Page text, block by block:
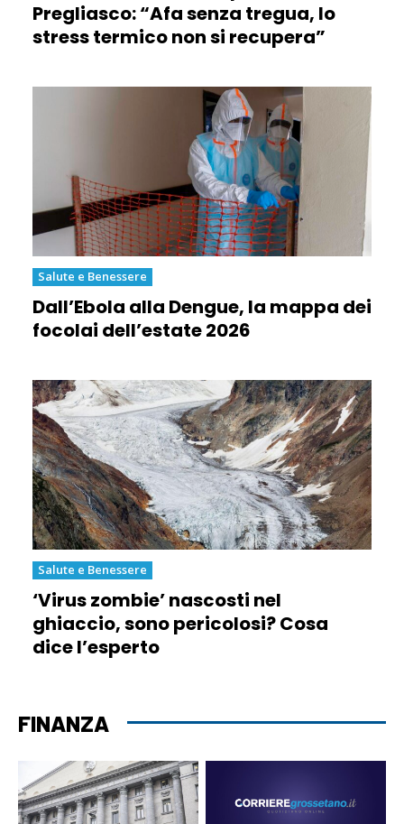
Pregliasco: “Afa senza tregua, lo
stress termico non si recupera”
Salute e Benessere
Dall’Ebola alla Dengue, la mappa dei
focolai dell’estate 2026
Salute e Benessere
‘Virus zombie’ nascosti nel
ghiaccio, sono pericolosi? Cosa
dice l’esperto
FINANZA